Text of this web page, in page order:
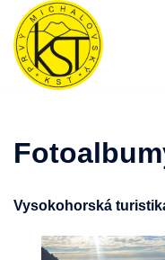
Preskočiť
obsah
Vysokohorská